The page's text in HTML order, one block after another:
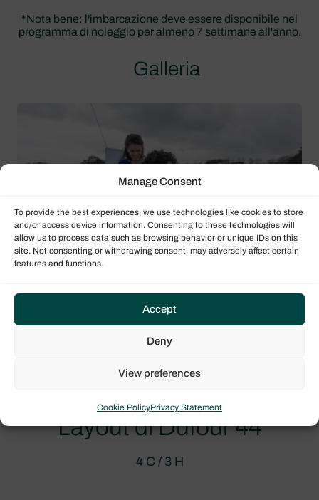
Manage Consent
To provide the best experiences, we use technologies like cookies to store
and/or access device information. Consenting to these technologies will
allow us to process data such as browsing behavior or unique IDs on this
site. Not consenting or withdrawing consent, may adversely affect certain
features and functions.
Accept
Deny
View preferences
Cookie PolicyPrivacy Statement
*Nota bene: l'imbarcazione deve essere disponibile nel
programma di noleggio per almeno 7 settimane all'anno.
Galleria
Layout di Dufour 44
4 C / 3 H